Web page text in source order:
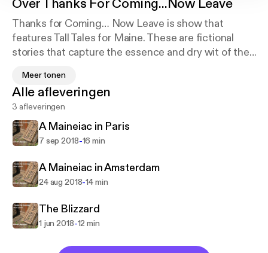
OverThanks For Coming...Now Leave
Thanks for Coming… Now Leave is show that
features Tall Tales for Maine. These are fictional
stories that capture the essence and dry wit of the
In the spirit of Bert and I, the show looks at the
wonderful story telling that is the fabric of Maine.
From time to time, we might have guest storytellers
or discussions about why we love Maine, and how
we feel about tourist. This is meant to be fun,
Meer tonen
Alle afleveringen
3 afleveringen
A Maineiac in Paris
7 sep 2018-16 min
A Maineiac in Amsterdam
24 aug 2018-14 min
The Blizzard
1 jun 2018-12 min